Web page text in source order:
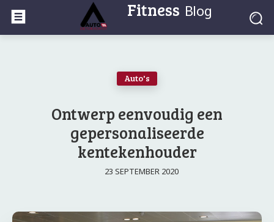
Fitness Blog
Auto's
Ontwerp eenvoudig een
gepersonaliseerde
kentekenhouder
23 SEPTEMBER 2020